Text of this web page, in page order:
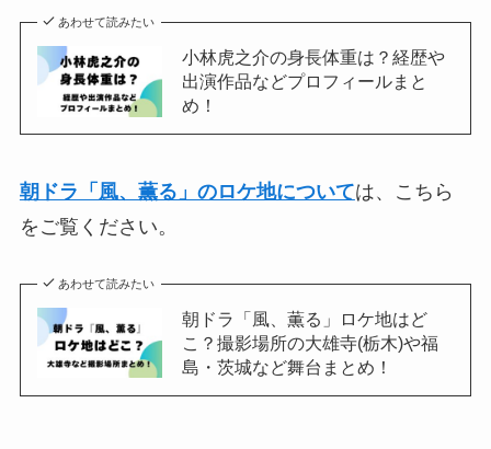
あわせて読みたい
小林虎之介の身長体重は？経歴や
出演作品などプロフィールまと
め！
朝ドラ「風、薫る」のロケ地については、こちら
をご覧ください。
あわせて読みたい
朝ドラ「風、薫る」ロケ地はど
こ？撮影場所の大雄寺(栃木)や福
島・茨城など舞台まとめ！